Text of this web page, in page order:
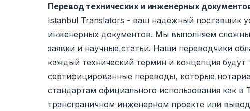
Перевод технических и инженерных
Istanbul Translators - ваш надежный поставщик
инженерных документов. Мы выполняем
заявки и научные статьи. Наши переводчики
каждый технический термин и концепция
сертифицированные переводы, которые
стандартам официального использования как в
трансграничном инженерном проекте или